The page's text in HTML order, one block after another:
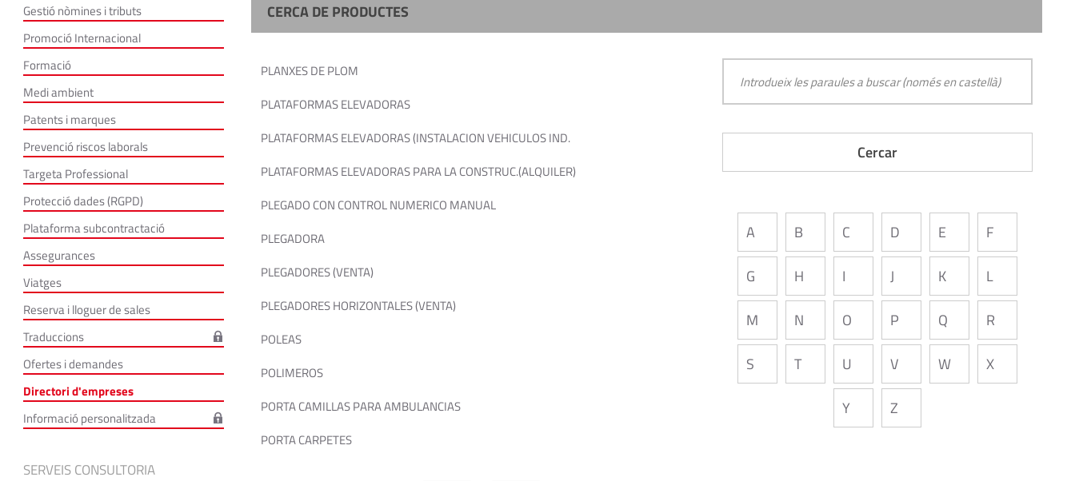
Gestió nòmines i tributs
Promoció Internacional
Formació
Medi ambient
Patents i marques
Prevenció riscos laborals
Targeta Professional
Protecció dades (RGPD)
Plataforma subcontractació
Assegurances
Viatges
Reserva i lloguer de sales
Traduccions
Ofertes i demandes
Directori d'empreses
Informació personalitzada
SERVEIS CONSULTORIA
CERCA DE PRODUCTES
PLANXES DE PLOM
PLATAFORMAS ELEVADORAS
PLATAFORMAS ELEVADORAS (INSTALACION VEHICULOS IND.
PLATAFORMAS ELEVADORAS PARA LA CONSTRUC.(ALQUILER)
PLEGADO CON CONTROL NUMERICO MANUAL
PLEGADORA
PLEGADORES (VENTA)
PLEGADORES HORIZONTALES (VENTA)
POLEAS
POLIMEROS
PORTA CAMILLAS PARA AMBULANCIAS
PORTA CARPETES
A B C D E F
G H I J K L
M N O P Q R
S T U V W X
Y Z